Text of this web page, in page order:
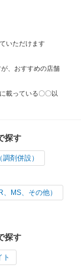
いただけます
、おすすめの店舗
載っている〇〇以
探す
剤併設）
、MS、その他）
探す
ト